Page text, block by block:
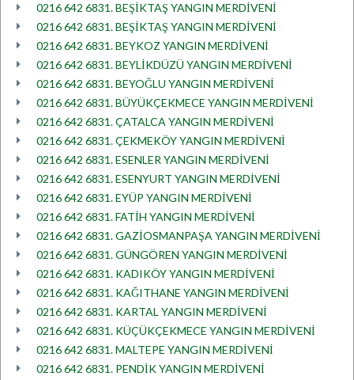
0216 642 6831. BEŞİKTAŞ YANGIN MERDİVENİ
0216 642 6831. BEŞİKTAŞ YANGIN MERDİVENİ
0216 642 6831. BEYKOZ YANGIN MERDİVENİ
0216 642 6831. BEYLİKDÜZÜ YANGIN MERDİVENİ
0216 642 6831. BEYOĞLU YANGIN MERDİVENİ
0216 642 6831. BÜYÜKÇEKMECE YANGIN MERDİVENİ
0216 642 6831. ÇATALCA YANGIN MERDİVENİ
0216 642 6831. ÇEKMEKÖY YANGIN MERDİVENİ
0216 642 6831. ESENLER YANGIN MERDİVENİ
0216 642 6831. ESENYURT YANGIN MERDİVENİ
0216 642 6831. EYÜP YANGIN MERDİVENİ
0216 642 6831. FATİH YANGIN MERDİVENİ
0216 642 6831. GAZİOSMANPAŞA YANGIN MERDİVENİ
0216 642 6831. GÜNGÖREN YANGIN MERDİVENİ
0216 642 6831. KADIKÖY YANGIN MERDİVENİ
0216 642 6831. KAĞITHANE YANGIN MERDİVENİ
0216 642 6831. KARTAL YANGIN MERDİVENİ
0216 642 6831. KÜÇÜKÇEKMECE YANGIN MERDİVENİ
0216 642 6831. MALTEPE YANGIN MERDİVENİ
0216 642 6831. PENDİK YANGIN MERDİVENİ